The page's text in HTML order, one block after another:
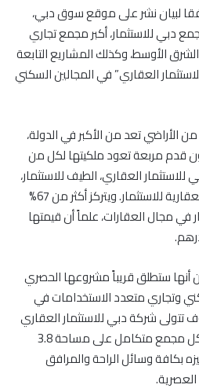
لبيان نشر على موقع سوق دبي،
دبي للاستثمار، أكبر مجمع تجاري
الأوسط، وكذلك المشاريع التابعة
العقاري” في المجالين السكني
الأراضي تعد من الأكبر في الدولة،
تقارب 30 مليون قدم مربعة تعود ملكيتها لكل من
العقاري، الطيف للاستثمار،
ومشروعها المشترك الشركة العقارية للاستثمار. ويتركز أكثر من 67%
مجال العقارات، علماً أن قيمتها
أنها ستطلق قريباً مشروعها الحصري
وتجاري متعدد الاستخدامات في
شركة دبي للاستثمار العقاري
تطوير المشروع الذي سيتخذ شكل مجمع متكامل على مساحة 3.8
بكافة وسائل الراحة والمرافق
العصرية.